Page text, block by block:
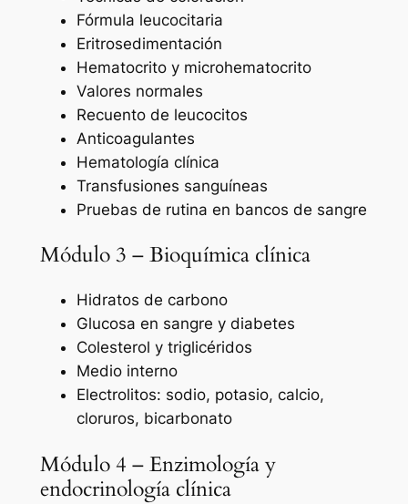
Fórmula leucocitaria
Eritrosedimentación
Hematocrito y microhematocrito
Valores normales
Recuento de leucocitos
Anticoagulantes
Hematología clínica
Transfusiones sanguíneas
Pruebas de rutina en bancos de sangre
Módulo 3 – Bioquímica clínica
Hidratos de carbono
Glucosa en sangre y diabetes
Colesterol y triglicéridos
Medio interno
Electrolitos: sodio, potasio, calcio,
cloruros, bicarbonato
Módulo 4 – Enzimología y
endocrinología clínica